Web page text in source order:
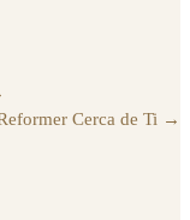
Cerca de Ti →